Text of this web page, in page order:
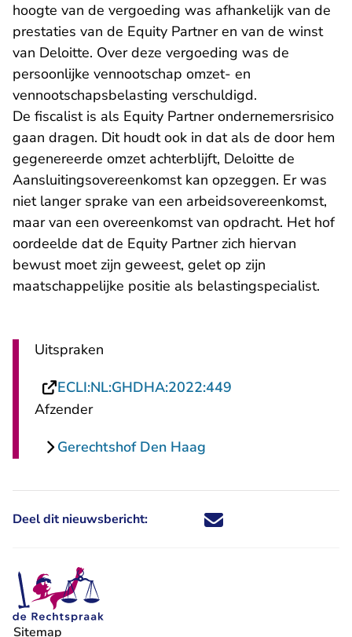
hoogte van de vergoeding was afhankelijk van de
prestaties van de Equity Partner en van de winst
van Deloitte. Over deze vergoeding was de
persoonlijke vennootschap omzet- en
vennootschapsbelasting verschuldigd.
De fiscalist is als Equity Partner ondernemersrisico
gaan dragen. Dit houdt ook in dat als de door hem
gegenereerde omzet achterblijft, Deloitte de
Aansluitingsovereenkomst kan opzeggen. Er was
niet langer sprake van een arbeidsovereenkomst,
maar van een overeenkomst van opdracht. Het hof
oordeelde dat de Equity Partner zich hiervan
bewust moet zijn geweest, gelet op zijn
maatschappelijke positie als belastingspecialist.
Uitspraken
ECLI:NL:GHDHA:2022:449
Afzender
Gerechtshof Den Haag
Deel dit nieuwsbericht: Deel dit nieuwsbericht via X -
Deel dit nieuwsbericht via
Deel dit nieuwsbericht
Deel dit
Sitemap